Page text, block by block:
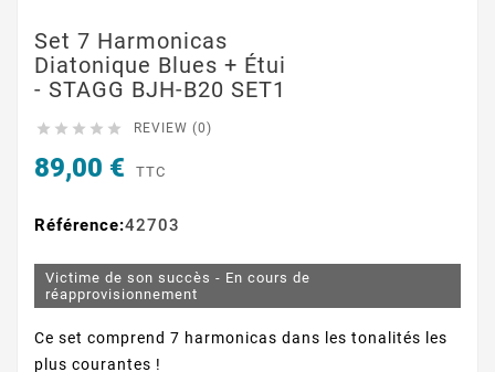
Set 7 Harmonicas
Diatonique Blues + Étui
- STAGG BJH-B20 SET1
     REVIEW (0)
89,00 € TTC
Référence:42703
Victime de son succès - En cours de
réapprovisionnement
Ce set comprend 7 harmonicas dans les tonalités les
plus courantes !